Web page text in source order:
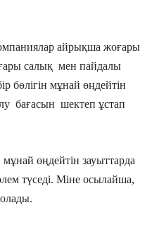
айрықша жоғары
салық мен пайдалы
бөлігін мұнай өңдейтін
бағасын шектеп ұстап
өңдейтін зауыттарда
түседі. Міне осылайша,